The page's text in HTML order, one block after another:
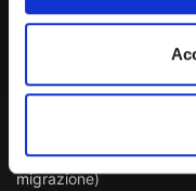
Lun. - Ven. dalle
Amministrazione
migrazione)